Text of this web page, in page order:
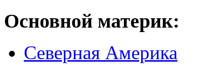
Основной материк:
Северная Америка